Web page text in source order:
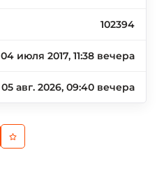
102394
04 июля 2017, 11:38 вечера
05 авг. 2026, 09:40 вечера